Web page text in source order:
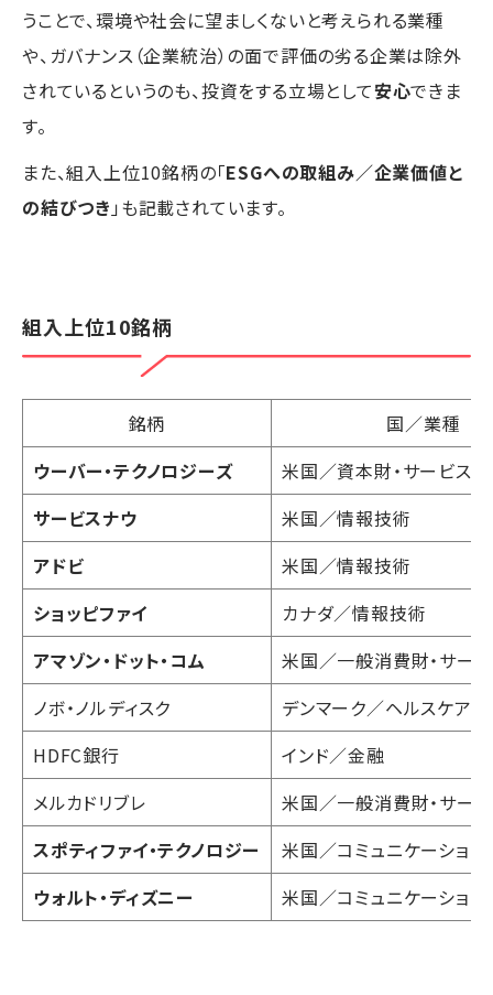
うことで、環境や社会に望ましくないと考えられる業種
や、ガバナンス（企業統治）の面で評価の劣る企業は除外
されているというのも、投資をする立場として安心できま
す。
また、組入上位10銘柄の「ESGへの取組み／企業価値と
の結びつき 」も記載されています。
組入上位10銘柄
銘柄
国／業種
ウーバー・テクノロジーズ
米国／資本財・サービス
サービスナウ
米国／情報技術
アドビ
米国／情報技術
ショッピファイ
カナダ／情報技術
アマゾン・ドット・コム
米国／一般消費財・サー
ノボ・ノルディスク
デンマーク／ヘルスケア
HDFC銀行
インド／金融
メルカドリブレ
米国／一般消費財・サー
スポティファイ・テクノロジー
米国／コミュニケーション
ウォルト・ディズニー
米国／コミュニケーション